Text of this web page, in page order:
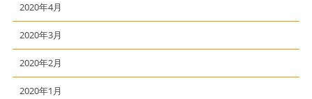
2020年4月
2020年3月
2020年2月
2020年1月